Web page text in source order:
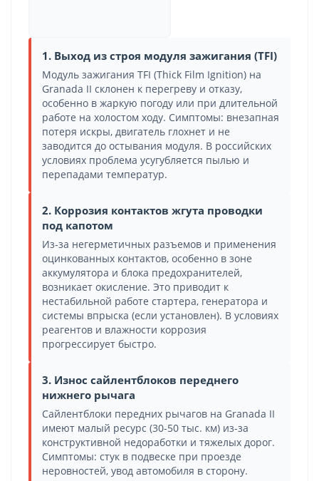
1. Выход из строя модуля зажигания (TFI)
Модуль зажигания TFI (Thick Film Ignition) на
Granada II склонен к перегреву и отказу,
особенно в жаркую погоду или при длительной
работе на холостом ходу. Симптомы: внезапная
потеря искры, двигатель глохнет и не
заводится до остывания модуля. В российских
условиях проблема усугубляется пылью и
перепадами температур.
2. Коррозия контактов жгута проводки
под капотом
Из-за негерметичных разъемов и применения
оцинкованных контактов, особенно в зоне
аккумулятора и блока предохранителей,
возникает окисление. Это приводит к
нестабильной работе стартера, генератора и
системы впрыска (если установлен). В условиях
реагентов и влажности коррозия
прогрессирует быстро.
3. Износ сайлентблоков переднего
нижнего рычага
Сайлентблоки передних рычагов на Granada II
имеют малый ресурс (30-50 тыс. км) из-за
конструктивной недоработки и тяжелых дорог.
Симптомы: стук в подвеске при проезде
неровностей, увод автомобиля в сторону.